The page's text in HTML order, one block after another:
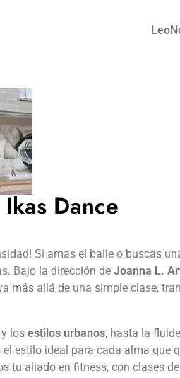
Dance
Si amas el baile o buscas
Bajo la dirección de Joanna L.
más allá de una simple clase,
y los estilos urbanos, hasta la
el estilo ideal para cada alma que
tu aliado en fitness, con clases de